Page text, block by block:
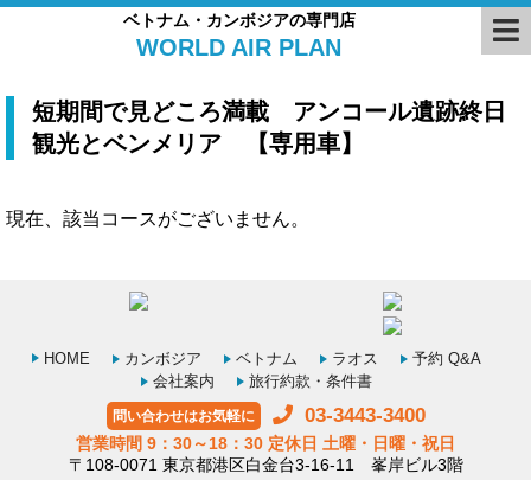
ベトナム・カンボジアの専門店
WORLD AIR PLAN
短期間で見どころ満載 アンコール遺跡終日
観光とベンメリア 【専用車】
現在、該当コースがございません。
HOME カンボジア ベトナム ラオス
予約 Q&A
会社案内
旅行約款・条件書
問い合わせはお気軽に 03-3443-3400
営業時間 9：30～18：30 定休日 土曜・日曜・祝日
〒108-0071 東京都港区白金台3-16-11 峯岸ビル3階